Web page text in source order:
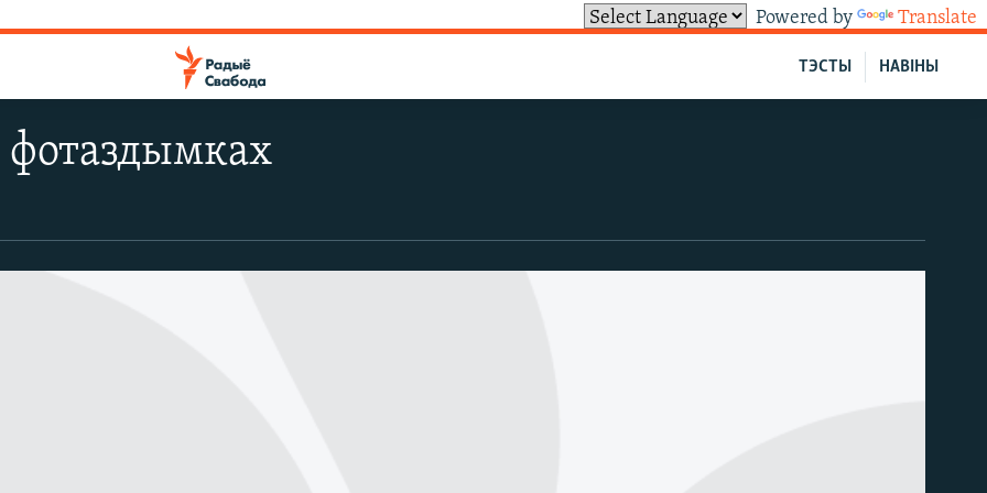
Powered by Translate
НАВІНЫ
ТЭСТЫ